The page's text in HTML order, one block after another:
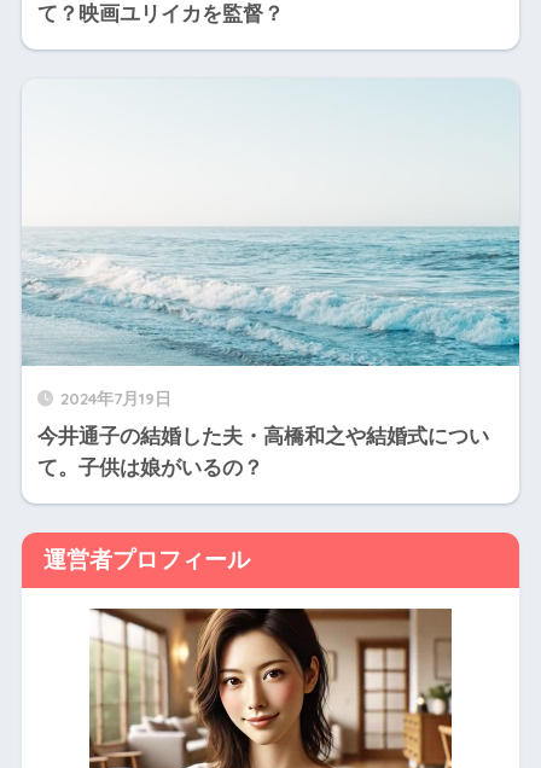
て？映画ユリイカを監督？
2024年7月19日
今井通子の結婚した夫・高橋和之や結婚式につい
て。子供は娘がいるの？
運営者プロフィール